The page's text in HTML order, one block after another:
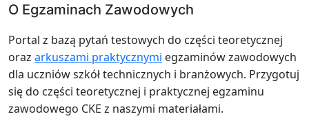
O Egzaminach Zawodowych
Portal z bazą pytań testowych do części teoretycznej
oraz arkuszami praktycznymi egzaminów zawodowych
dla uczniów szkół technicznych i branżowych. Przygotuj
się do części teoretycznej i praktycznej egzaminu
zawodowego CKE z naszymi materiałami.